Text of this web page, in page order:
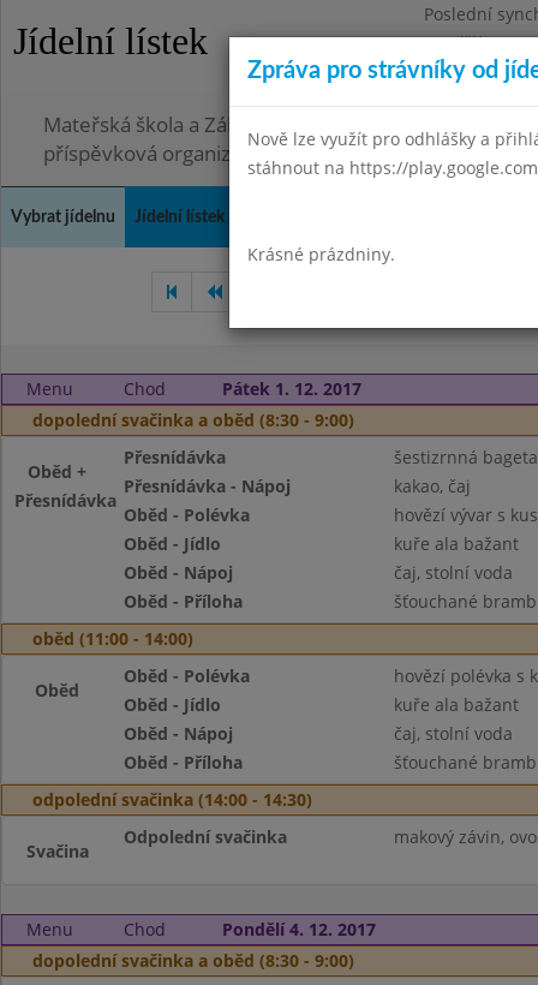
Jídelní lístek
Poslední
Pondělí
Omezení
Mateřská škola a Základní škola, Ostopovice, okres
příspěvková organizace
Vybrat jídelnu Jídelní lístek
Menu Chod
Pátek 1. 12. 2017
dopolední svačinka a oběd (8:30 - 9:00)
Oběd +
Přesnídávka
Přesnídávka
šestizrnná
Přesnídávka - Nápoj
kakao, čaj
Oběd - Polévka
hovězí vývar s
Oběd - Jídlo
kuře ala bažant
Oběd - Nápoj
čaj, stolní voda
Oběd - Příloha
šťouchané
oběd (11:00 - 14:00)
Oběd
Oběd - Polévka
hovězí polévka s
Oběd - Jídlo
kuře ala bažant
Oběd - Nápoj
čaj, stolní voda
Oběd - Příloha
šťouchané
odpolední svačinka (14:00 - 14:30)
Svačina
Odpolední svačinka makový závin,
Menu Chod
Pondělí 4. 12. 2017
dopolední svačinka a oběd (8:30 - 9:00)
Zpráva pro strávníky od
Nově lze využít pro odhlášky a
stáhnout na https://
Krásné prázdniny.